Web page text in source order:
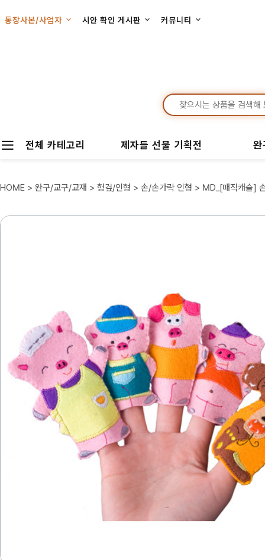
통장사본/사업자 시안 확인 게시판 커뮤니티
전체 카테고리 제자들 선물 기획전
HOME > 완구/교구/교재 > 헝겊/인형 > 손/손가락 인형 > MD_[매직캐슬]